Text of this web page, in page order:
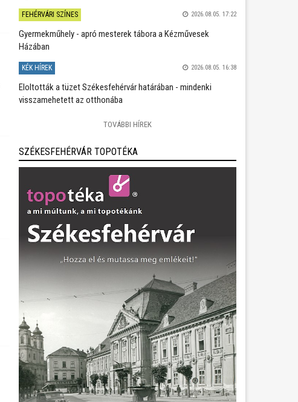
FEHÉRVÁRI SZÍNES 2026.08.05. 17:22
Gyermekműhely - apró mesterek tábora a Kézművesek
Házában
KÉK HÍREK 2026.08.05. 16:38
Eloltották a tüzet Székesfehérvár határában - mindenki
visszamehetett az otthonába
TOVÁBBI HÍREK
SZÉKESFEHÉRVÁR TOPOTÉKA